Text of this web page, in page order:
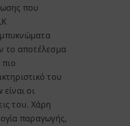
που
το αποτέλεσμα
του
οι
του. Χάρη
παραγωγής,